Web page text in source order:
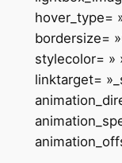
hover_type=
bordersize=
stylecolor= »
linktarget=